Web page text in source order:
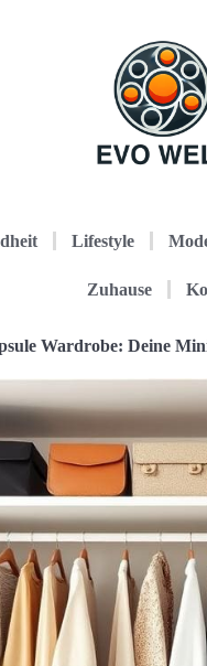
Lifestyle
Zuhause
Wardrobe: Deine